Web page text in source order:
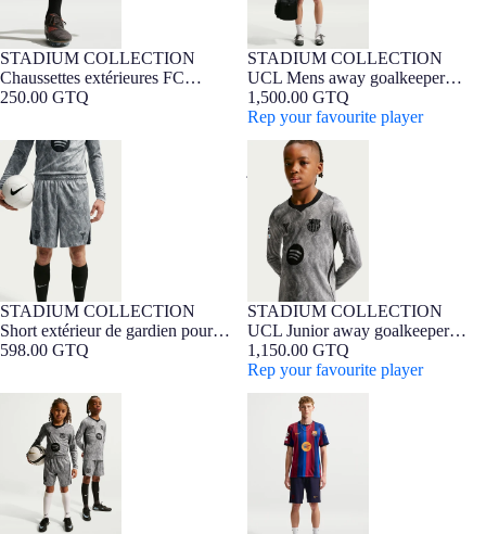
NOUVEAUTÉ
STADIUM COLLECTION
Chaussettes extérieures FC
Barcelona x Kobe Bryant 26/27
250.00 GTQ
NOUVEAUTÉ
Barça Exclusif
STADIUM COLLECTION
UCL Mens away goalkeeper
jersey 26/27 FC Barcelona x Kobe
Bryant
1,500.00 GTQ
Rep your favourite player
Short extérieur de gardien pour
homme FC Barcelona x Kobe
Bryant 26/27
NOUVEAUTÉ
STADIUM COLLECTION
Short extérieur de gardien pour
homme FC Barcelona x Kobe
598.00 GTQ
UCL Junior away goalkeeper
jersey 26/27 FC Barcelona x Kobe
Bryant
7-16 ANS NOUVEAUTÉ
Barça Exclusif
STADIUM COLLECTION
UCL Junior away goalkeeper
jersey 26/27 FC Barcelona x Kobe
Bryant
1,150.00 GTQ
Rep your favourite player
Short extérieur de gardien junior
FC Barcelona x Kobe Bryant
26/27
UCL Maillot homme domicile
26/27 FC Barcelona